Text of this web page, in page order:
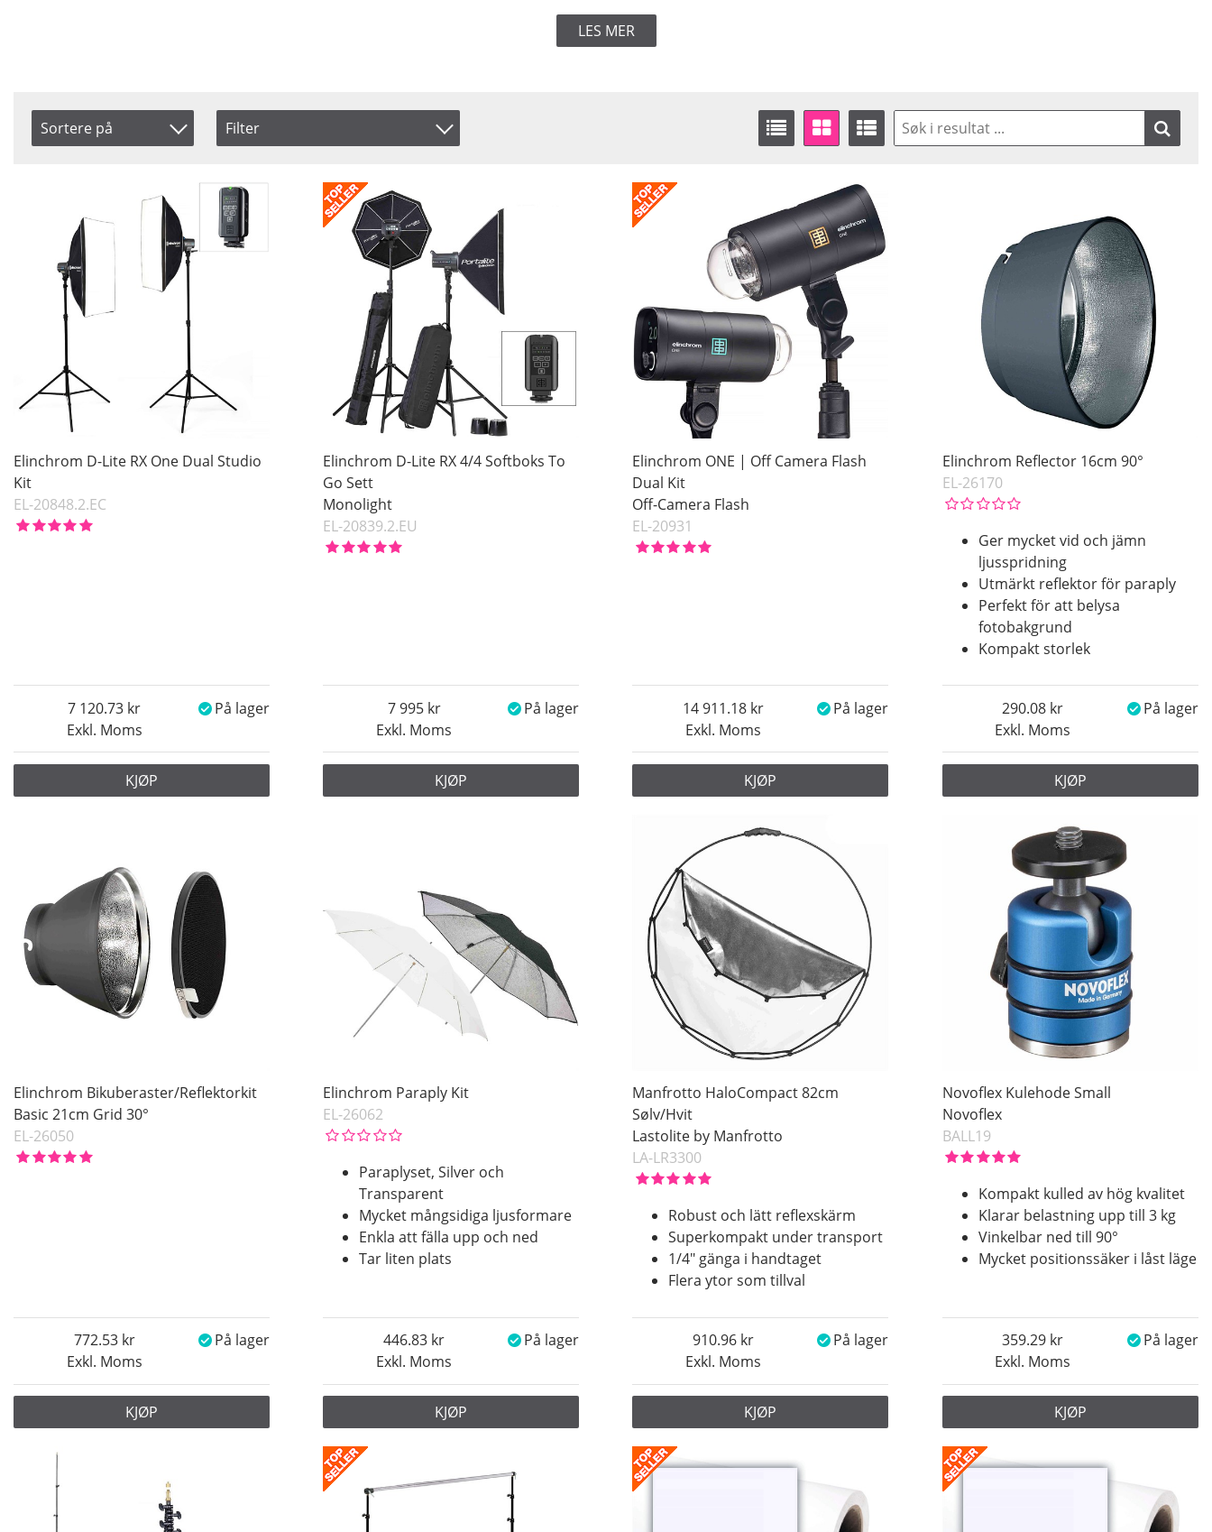
LES MER
Sortere på Filter
På lager
Snart på lager
Elinchrom D-Lite RX One Dual Studio
Kit
EL-20848.2.EC
Exkl. Moms
7 120.73 På lager
KJØP
Elinchrom D-Lite RX 4/4 Softboks To
Go Sett
Monolight
EL-20839.2.EU
Exkl. Moms
7 995 På lager
KJØP
Elinchrom ONE | Off Camera Flash
Dual Kit
Off-Camera Flash
EL-20931
Exkl. Moms
14 911.18 På lager
KJØP
Elinchrom Reflector 16cm 90°
EL-26170
Ger mycket vid och jämn
ljusspridning
Utmärkt reflektor för paraply
Perfekt för att belysa
fotobakgrund
Kompakt storlek
Exkl. Moms
290.08 På lager
KJØP
Elinchrom Bikuberaster/Reflektorkit
Basic 21cm Grid 30°
EL-26050
Exkl. Moms
772.53 På lager
KJØP
Elinchrom Paraply Kit
EL-26062
Paraplyset, Silver och
Transparent
Mycket mångsidiga ljusformare
Enkla att fälla upp och ned
Tar liten plats
Exkl. Moms
446.83 På lager
KJØP
Manfrotto HaloCompact 82cm
Sølv/Hvit
Lastolite by Manfrotto
LA-LR3300
Robust och lätt reflexskärm
Superkompakt under transport
1/4" gänga i handtaget
Flera ytor som tillval
Exkl. Moms
910.96 På lager
KJØP
Novoflex Kulehode Small
Novoflex
BALL19
Kompakt kulled av hög kvalitet
Klarar belastning upp till 3 kg
Vinkelbar ned till 90°
Mycket positionssäker i låst läge
Exkl. Moms
359.29 På lager
KJØP